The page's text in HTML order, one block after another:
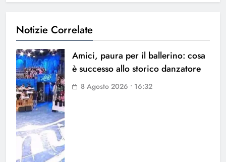
Notizie Correlate
Amici, paura per il ballerino: cosa
è successo allo storico danzatore
8 Agosto 2026 • 16:32